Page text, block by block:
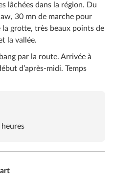
lâchées dans la région. Du
30 mn de marche pour
grotte, très beaux points de
la vallée.
par la route. Arrivée à
d’après-midi. Temps